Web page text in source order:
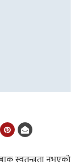
स्वतन्त्रता नभएको